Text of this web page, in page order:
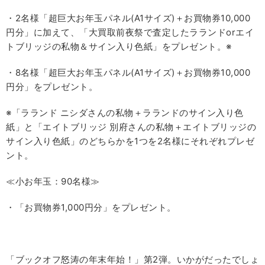
・2名様「超巨大お年玉パネル(A1サイズ)＋お買物券10,000
円分」に加えて、「大買取前夜祭で査定したラランドorエイ
トブリッジの私物＆サイン入り色紙」をプレゼント。※
・8名様「超巨大お年玉パネル(A1サイズ)＋お買物券10,000
円分」をプレゼント。
※「ラランド ニシダさんの私物＋ラランドのサイン入り色
紙」と「エイトブリッジ 別府さんの私物＋エイトブリッジの
サイン入り色紙」のどちらかを1つを2名様にそれぞれプレゼ
ント。
≪小お年玉：90名様≫
・「お買物券1,000円分」をプレゼント。
「ブックオフ怒涛の年末年始！」第2弾。いかがだったでしょ